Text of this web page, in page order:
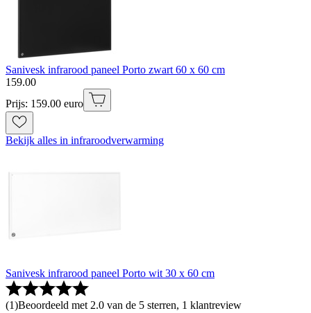
Sanivesk infrarood paneel Porto zwart 60 x 60 cm
159.00
Prijs: 159.00 euro
Bekijk alles in infraroodverwarming
Sanivesk infrarood paneel Porto wit 30 x 60 cm
(1)Beoordeeld met 2.0 van de 5 sterren, 1 klantreview